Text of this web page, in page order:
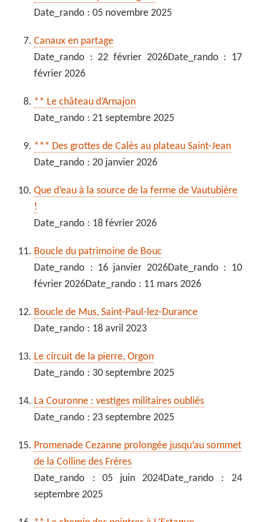
Date_rando : 05 novembre 2025
Canaux en partage
Date_rando : 22 février 2026Date_rando : 17
février 2026
** Le château d’Arnajon
Date_rando : 21 septembre 2025
*** Des grottes de Calès au plateau Saint-Jean
Date_rando : 20 janvier 2026
Que d’eau à la source de la ferme de Vautubière
!
Date_rando : 18 février 2026
Boucle du patrimoine de Bouc
Date_rando : 16 janvier 2026Date_rando : 10
février 2026Date_rando : 11 mars 2026
Boucle de Mus, Saint-Paul-lez-Durance
Date_rando : 18 avril 2023
Le circuit de la pierre, Orgon
Date_rando : 30 septembre 2025
La Couronne : vestiges militaires oubliés
Date_rando : 23 septembre 2025
Promenade Cezanne prolongée jusqu’au sommet
de la Colline des Frères
Date_rando : 05 juin 2024Date_rando : 24
septembre 2025